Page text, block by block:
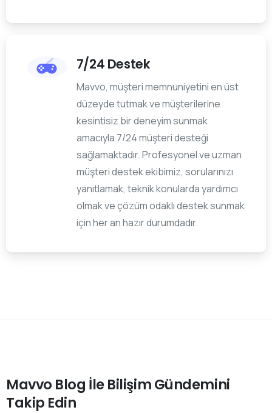
7/24 Destek
Mavvo, müşteri memnuniyetini en üst
düzeyde tutmak ve müşterilerine
kesintisiz bir deneyim sunmak
amacıyla 7/24 müşteri desteği
sağlamaktadır. Profesyonel ve uzman
müşteri destek ekibimiz, sorularınızı
yanıtlamak, teknik konularda yardımcı
olmak ve çözüm odaklı destek sunmak
için her an hazır durumdadır.
Mavvo Blog İleBilişimGündemini
Takip Edin